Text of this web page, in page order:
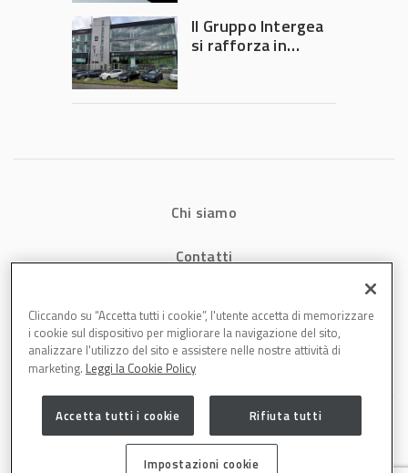
tempi e costi in
carrozzeria
Il Gruppo Intergea
si rafforza in
Chi siamo
Contatti
Cookies
Cliccando su “Accetta tutti i cookie”, l'utente accetta di memorizzare
i cookie sul dispositivo per migliorare la navigazione del sito,
analizzare l'utilizzo del sito e assistere nelle nostre attività di
marketing. Leggi la Cookie Policy
Accetta tutti i cookie Rifiuta tutti
Impostazioni cookie